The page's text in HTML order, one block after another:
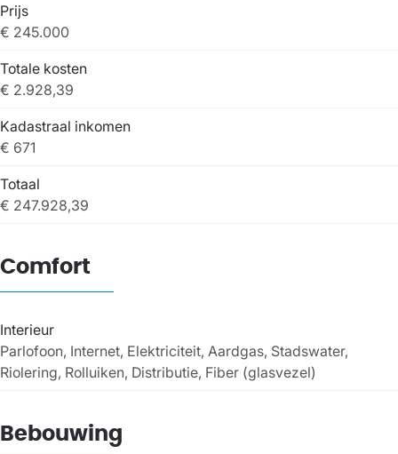
Prijs
€ 245.000
Totale kosten
€ 2.928,39
Kadastraal inkomen
€ 671
Totaal
€ 247.928,39
Comfort
Interieur
Parlofoon, Internet, Elektriciteit, Aardgas, Stadswater,
Riolering, Rolluiken, Distributie, Fiber (glasvezel)
Bebouwing